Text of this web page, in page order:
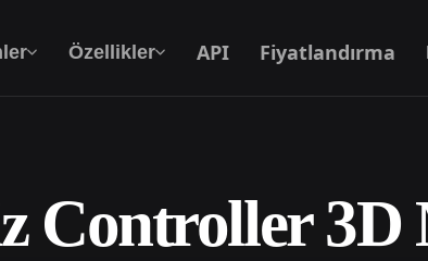
Özellikler API Fiyatlandırma
Metinden 3D’ye
Metin isteminden 3D nesneye — anında.
Controller 3D